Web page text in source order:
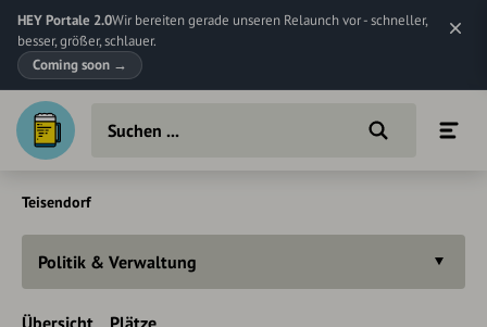
HEY Portale 2.0Wir bereiten gerade unseren Relaunch vor - schneller,
besser, größer, schlauer.
Coming soon →
Teisendorf
Politik & Verwaltung
Übersicht Plätze